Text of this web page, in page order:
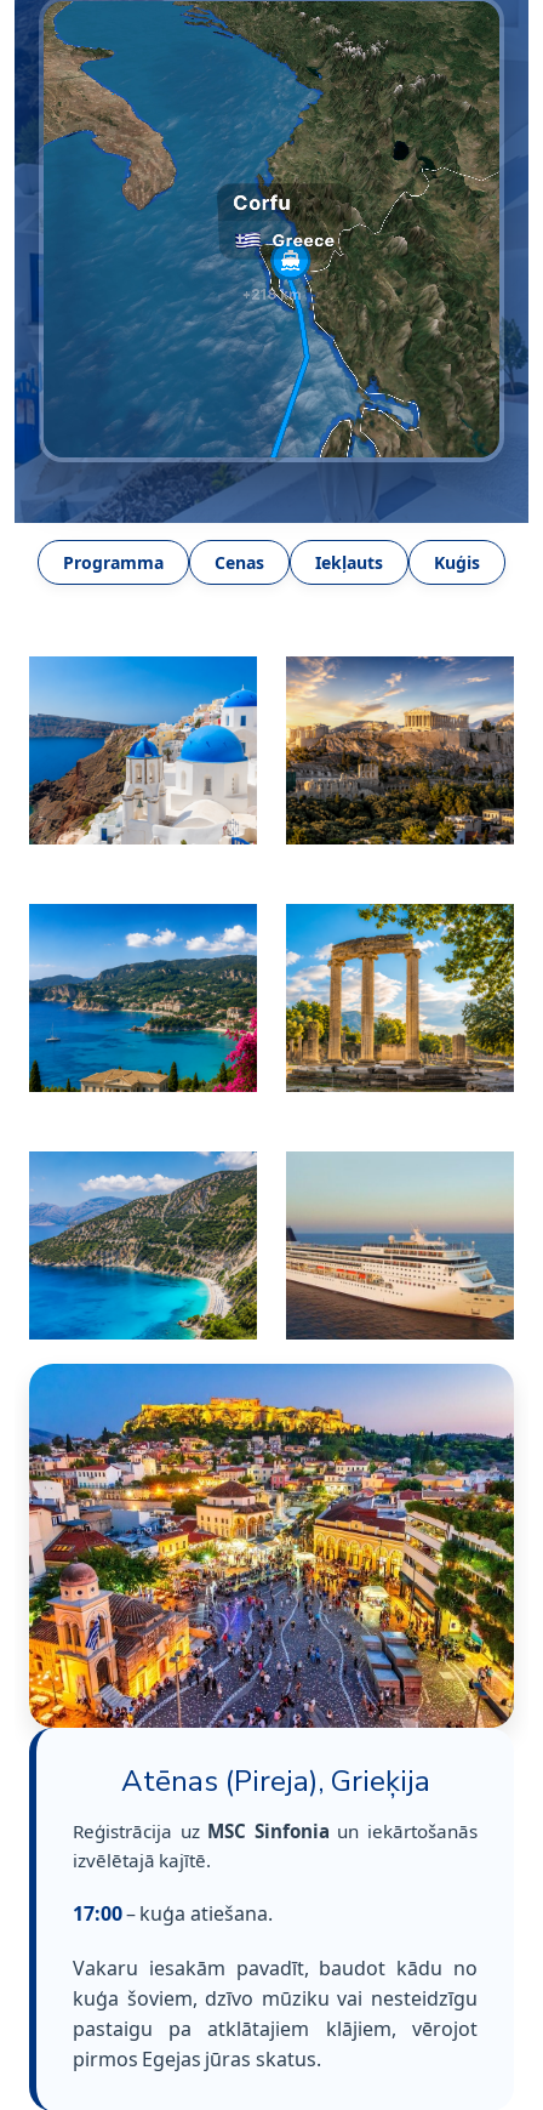
Programma Cenas Iekļauts Kuģis
Atēnas (Pireja), Grieķija
Reģistrācija uz MSC Sinfonia un iekārtošanās
izvēlētajā kajītē.
17:00– kuģa atiešana.
Vakaru iesakām pavadīt, baudot kādu no
kuģa šoviem, dzīvo mūziku vai nesteidzīgu
pastaigu pa atklātajiem klājiem, vērojot
pirmos Egejas jūras skatus.